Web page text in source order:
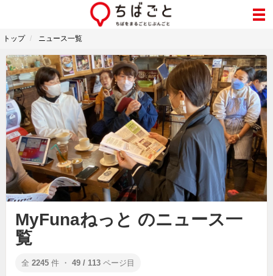
トップ ニュース一覧
MyFunaねっと のニュース一
覧
全 2245 件 ・ 49 / 113 ページ目